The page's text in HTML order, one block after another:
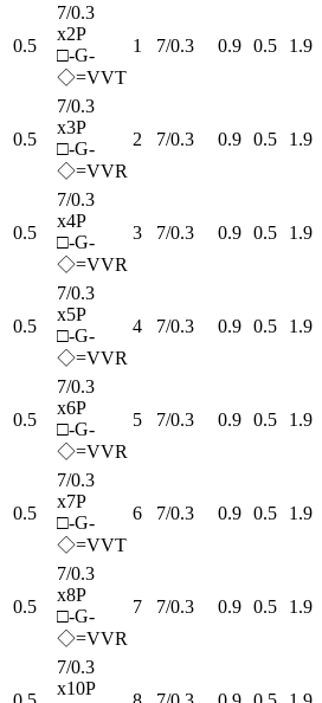
0.5
7/0.3
x2P
□-G-
◇=VVT
1 7/0.3 0.9 0.5 1.9
0.5
7/0.3
x3P
□-G-
◇=VVR
2 7/0.3 0.9 0.5 1.9
0.5
7/0.3
x4P
□-G-
◇=VVR
3 7/0.3 0.9 0.5 1.9
0.5
7/0.3
x5P
□-G-
◇=VVR
4 7/0.3 0.9 0.5 1.9
0.5
7/0.3
x6P
□-G-
◇=VVR
5 7/0.3 0.9 0.5 1.9
0.5
7/0.3
x7P
□-G-
◇=VVT
6 7/0.3 0.9 0.5 1.9
0.5
7/0.3
x8P
□-G-
◇=VVR
7 7/0.3 0.9 0.5 1.9
7/0.3
x10P